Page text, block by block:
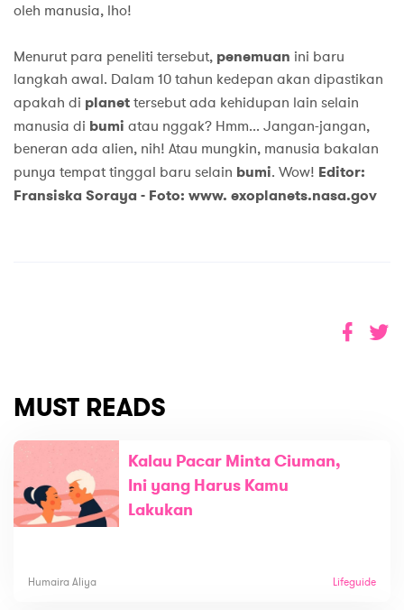
oleh manusia, lho!
Menurut para peneliti tersebut, penemuan ini baru
langkah awal. Dalam 10 tahun kedepan akan dipastikan
apakah di planettersebut ada kehidupan lain selain
manusia di bumi atau nggak? Hmm... Jangan-jangan,
beneran ada alien, nih! Atau mungkin, manusia bakalan
punya tempat tinggal baru selain bumi. Wow! Editor:
Fransiska Soraya - Foto: www. exoplanets.nasa.gov
MUST READS
Kalau Pacar Minta Ciuman,
Ini yang Harus Kamu
Lakukan
Humaira Aliya Lifeguide